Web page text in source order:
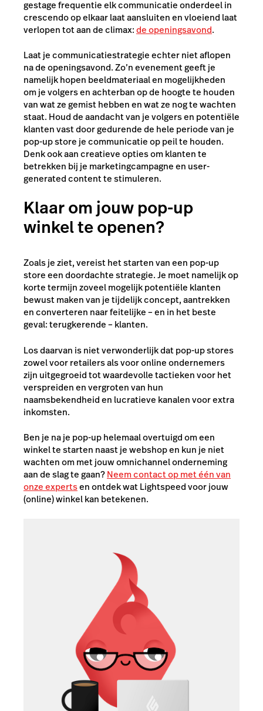
gestage frequentie elk communicatie onderdeel in
crescendo op elkaar laat aansluiten en vloeiend laat
verlopen tot aan de climax:de openingsavond.
Laat je communicatiestrategie echter niet aflopen
na de openingsavond. Zo’n evenement geeft je
namelijk hopen beeldmateriaal en mogelijkheden
om je volgers en achterban op de hoogte te houden
van wat ze gemist hebben en wat ze nog te wachten
staat. Houd de aandacht van je volgers en potentiële
klanten vast door gedurende de hele periode van je
pop-up store je communicatie op peil te houden.
Denk ook aan creatieve opties om klanten te
betrekken bij je marketingcampagne en user-
generated content te stimuleren.
Klaar om jouw pop-up
winkel te openen?
Zoals je ziet, vereist het starten van een pop-up
store een doordachte strategie. Je moet namelijk op
korte termijn zoveel mogelijk potentiële klanten
bewust maken van je tijdelijk concept, aantrekken
en converteren naar feitelijke – en in het beste
geval: terugkerende – klanten.
Los daarvan is niet verwonderlijk dat pop-up stores
zowel voor retailers als voor online ondernemers
zijn uitgegroeid tot waardevolle tactieken voor het
verspreiden en vergroten van hun
naamsbekendheid en lucratieve kanalen voor extra
inkomsten.
Ben je na je pop-up helemaal overtuigd om een
winkel te starten naast je webshop en kun je niet
wachten om met jouw omnichannel onderneming
aan de slag te gaan?Neem contact op met één van
onze expertsen ontdek wat Lightspeed voor jouw
(online) winkel kan betekenen.